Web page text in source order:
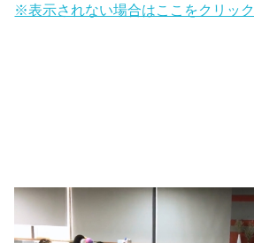
※表示されない場合はここをクリック